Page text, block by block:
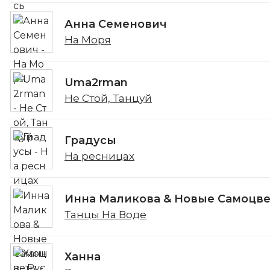
Анна Семенович
На Моря
Uma2rman
Не Стой, Танцуй
Градусы
На ресницах
Инна Маликова & Новые
Танцы На Воде
Ханна